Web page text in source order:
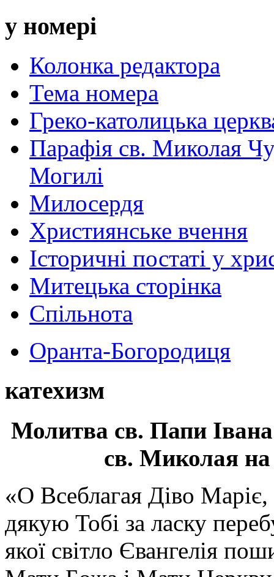
у номері
Колонка редактора
Тема номера
Греко-католицька
Парафія св. Миколая
Могилі
Милосердя
Християнське вчення
Історичні постаті у
Митецька сторінка
Спільнота
Оранта-Богородиця
катехизм
Молитва св. Папи
св. Миколая на
«О Всеблагая Діво
дякую Тобі за ласку
якої світло Євангелія